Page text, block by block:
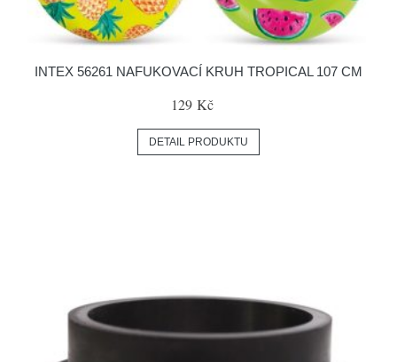
INTEX 56261 NAFUKOVACÍ KRUH TROPICAL 107 CM
129 Kč
DETAIL PRODUKTU